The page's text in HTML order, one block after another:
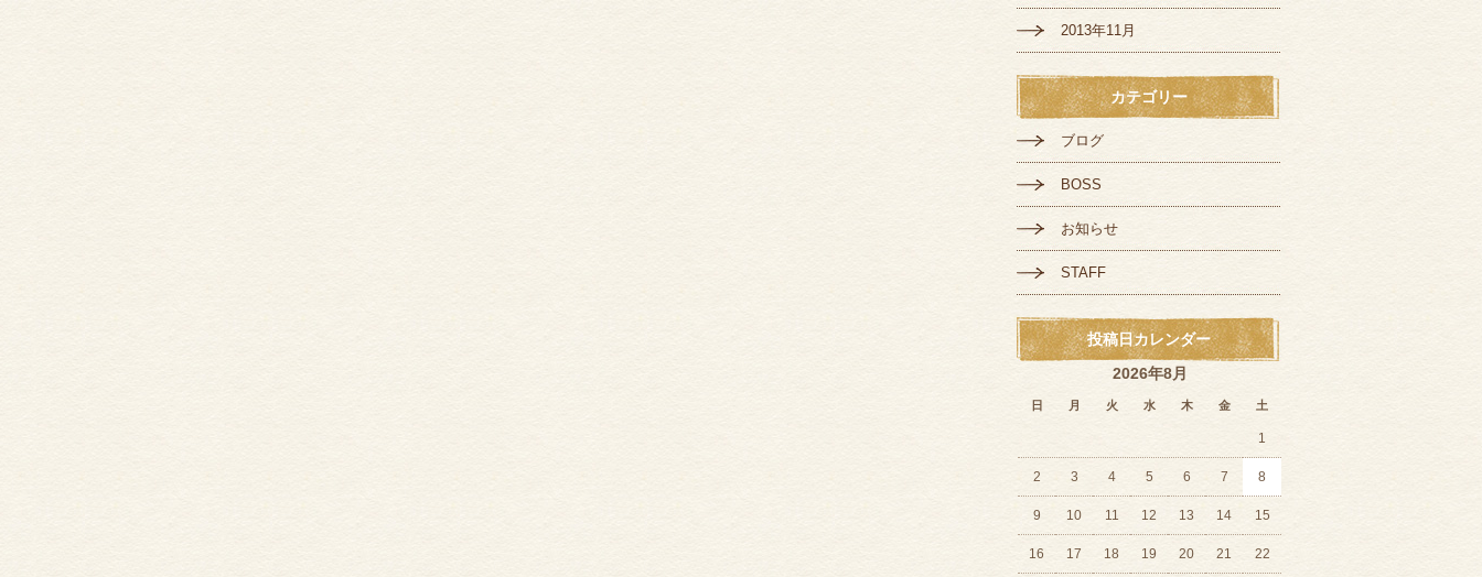
2013年11月
カテゴリー
ブログ
BOSS
お知らせ
STAFF
投稿日カレンダー
2026年8月
日 月 火 水 木 金 土
1
2 3 4 5 6 7 8
9 10 11 12 13 14 15
16 17 18 19 20 21 22